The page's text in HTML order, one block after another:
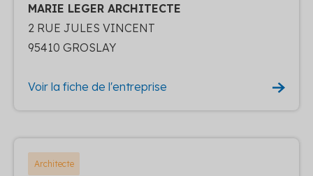
MARIE LEGER ARCHITECTE
2 RUE JULES VINCENT
95410 GROSLAY
Voir la fiche de l'entreprise
Architecte